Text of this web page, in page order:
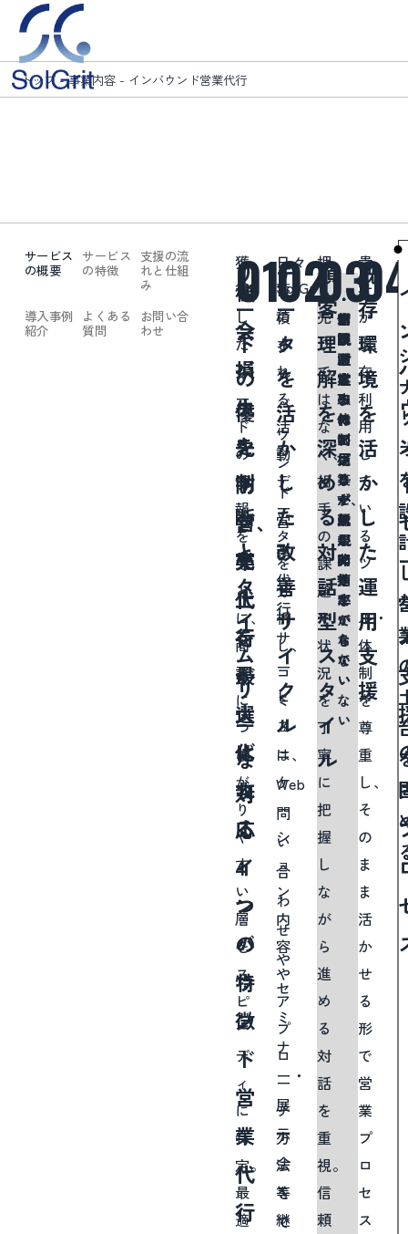
トップ-事業内容 - インバウンド営業代行
ン
サービス
の概要
サービス
の特徴
支援の流
れと仕組
み
導入事例
紹介
よくある
質問
お問い合
わせ
機
会
損
失
を
防
ぎ、
売
上
を
最
大
化
す
る
イ
ン
バ
ウ
ン
ド
営
業
代
行
SolGrit
の
イ
ン
バ
ウ
ン
ド
営
業
代
行
サ
ー
ビ
ス
は、
Web
問
い
合
わ
せ
や
セ
ミ
ナ
ー・
展
示
会
等
で
こ
ん
な
お
悩
み
解
決
し
ま
す
・
営
業
リ
ソ
ー
ス
が
足
り
ず、
新
規
開
拓
が
で
き
て
い
な
い
・
新
規
営
業
の
体
制
構
築
が
難
し
い
・
休
眠
顧
客
へ
の
ア
プ
ロ
ー
チ
が
で
き
て
い
な
い
・
商
談
設
定
ま
で
の
プ
ロ
セ
ス
が
非
効
率
・
リ
ー
ド
は
取
れ
て
い
る
が
成
果
に
つ
な
が
ら
な
い
イ
ン
バ
ウ
ン
ド
営
業
代
行
が
選
ば
れ
る
4
つ
の
特
徴
01
リ
ー
ド
の
優
先
判
断
と
タ
イ
ム
リ
ー
な
対
応
獲
得
し
た
リ
ー
ド
の
情
報
を
も
と
に、
商
談
に
つ
な
が
り
や
す
い
層
を
ス
ピ
ー
デ
ィ
に
特
定。
最
適
02
デ
ー
タ
を
活
か
し
た
改
善
サ
イ
ク
ル
日々
蓄
積
さ
れ
る
活
動
デ
ー
タ
を
分
析
し、
コ
ミ
ュ
ニ
ケ
ー
シ
ョ
ン
内
容
や
ア
プ
ロ
ー
チ
方
法
を
継
03
顧
客
理
解
を
深
め
る
対
話
型
ス
タ
イ
ル
押
し
売
り
で
は
な
く、
相
手
の
課
題
や
状
況
を
丁
寧
に
把
握
し
な
が
ら
進
め
る
対
話
を
重
視。
信
頼
既
存
環
境
を
活
か
し
た
運
用
支
援
貴
社
が
現
在
利
用
し
て
い
る
ツ
ー
ル・
体
制
を
尊
重
し、
そ
の
ま
ま
活
か
せ
る
形
で
営
業
プ
ロ
セ
ス